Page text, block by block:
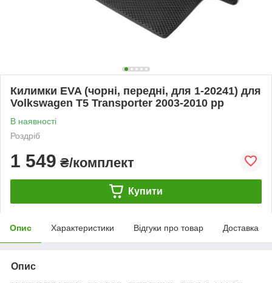
Килимки EVA (чорні, передні, для 1-20241) для
Volkswagen T5 Transporter 2003-2010 рр
В наявності
Роздріб
1 549 ₴/комплект
Купити
Опис Характеристики Відгуки про товар Доставка
Опис